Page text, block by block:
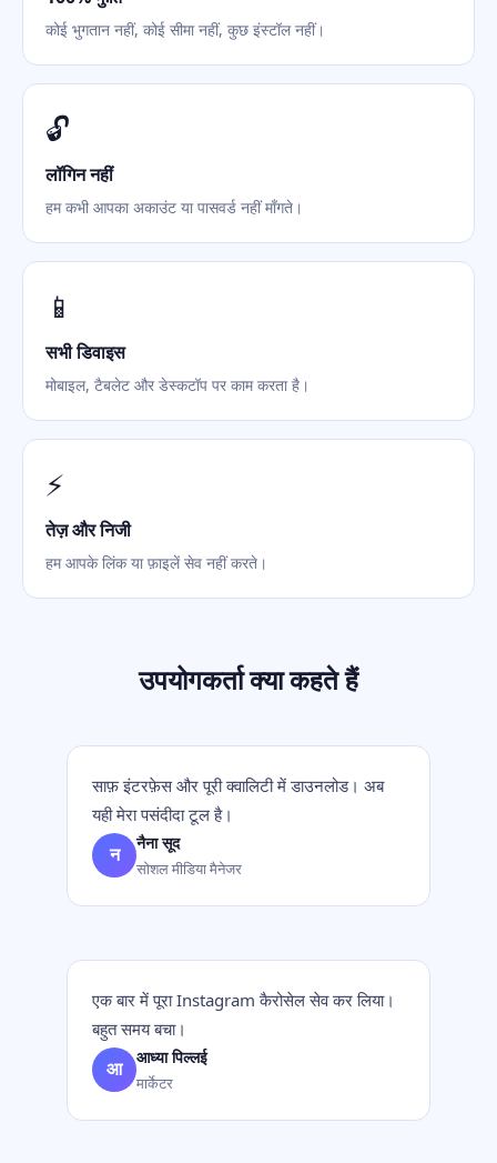
कोई भुगतान नहीं, कोई सीमा नहीं, कुछ इंस्टॉल नहीं।
🔓
लॉगिन नहीं
हम कभी आपका अकाउंट या पासवर्ड नहीं माँगते।
📱
सभी डिवाइस
मोबाइल, टैबलेट और डेस्कटॉप पर काम करता है।
⚡
तेज़ और निजी
हम आपके लिंक या फ़ाइलें सेव नहीं करते।
उपयोगकर्ता क्या कहते हैं
साफ़ इंटरफ़ेस और पूरी क्वालिटी में डाउनलोड। अब
यही मेरा पसंदीदा टूल है।
न नैना सूद
सोशल मीडिया मैनेजर
एक बार में पूरा Instagram कैरोसेल सेव कर लिया।
बहुत समय बचा।
आ आध्या पिल्लई
मार्केटर